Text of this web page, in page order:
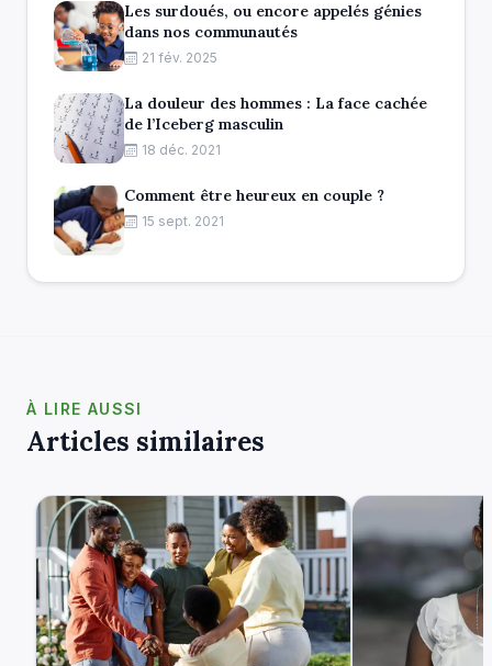
Les surdoués, ou encore appelés génies
dans nos communautés
21 fév. 2025
La douleur des hommes : La face cachée
de l’Iceberg masculin
18 déc. 2021
Comment être heureux en couple ?
15 sept. 2021
À LIRE AUSSI
Articles similaires